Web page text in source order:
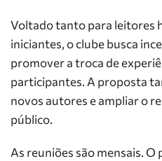
Voltado tanto para leitores
iniciantes, o clube busca
promover a troca de
participantes. A proposta
novos autores e ampliar o
público.
As reuniões são mensais.